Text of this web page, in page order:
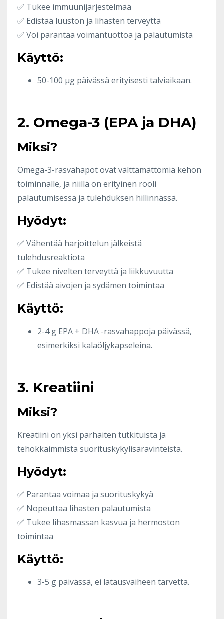
✅ Tukee immuunijärjestelmää
✅ Edistää luuston ja lihasten terveyttä
✅ Voi parantaa voimantuottoa ja palautumista
Käyttö:
50-100 µg päivässä erityisesti talviaikaan.
2. Omega-3 (EPA ja DHA)
Miksi?
Omega-3-rasvahapot ovat välttämättömiä kehon
toiminnalle, ja niillä on erityinen rooli
palautumisessa ja tulehduksen hillinnässä.
Hyödyt:
✅ Vähentää harjoittelun jälkeistä
tulehdusreaktiota
✅ Tukee nivelten terveyttä ja liikkuvuutta
✅ Edistää aivojen ja sydämen toimintaa
Käyttö:
2-4 g EPA + DHA -rasvahappoja päivässä,
esimerkiksi kalaöljykapseleina.
3. Kreatiini
Miksi?
Kreatiini on yksi parhaiten tutkituista ja
tehokkaimmista suorituskykylisäravinteista.
Hyödyt:
✅ Parantaa voimaa ja suorituskykyä
✅ Nopeuttaa lihasten palautumista
✅ Tukee lihasmassan kasvua ja hermoston
toimintaa
Käyttö:
3-5 g päivässä, ei latausvaiheen tarvetta.